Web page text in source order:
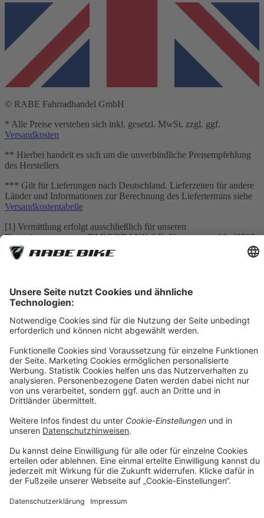
© RABE Fahrradhandel GmbH
* Alle Preise verstehen sich inkl. gesetzl. MwSt. zzgl. ggf.
Versandkosten
** Hierbei handelt es sich um die unverbindliche Preisempfehlung
des Herstellers
*** Gilt für Lieferungen nach Deutschland. Lieferzeiten für andere
Länder und Informationen zur Berechnung des Liefertermins siehe
Versandkostentabelle
[1] Vermittlung erfolgt ausschließlich für unseren
Finanzierungspartner: TARGOBANK AG, Kasernenstr. 10, 40213
Düsseldorf.
dienen ausschließlich der unverbindlichen Orientierung. Es handelt
sich nicht um ein verbindliches Angebot im rechtlichen Sinne. Die
tatsächliche Leasingrate kann insbesondere aufgrund von
Bonitätsprüfung, individuellen Vertragskonditionen, Gebühren
sowie etwaigen Zusatzleistungen abweichen. Maßgeblich sind
sowie die verbindliche Kalkulation des Leasinggebers.
[3] Leasing-Preis: Bei im Preis reduzierten Fahrrädern erheben wir
einen geringen Aufschlag von max. 5% auf den Angebotspreis.
Diesen Aufschlag berechnen wir aufgrund erhöhtem Aufwand und
Mehrkosten beim Leasing. Unser Aufschlag ist geringer als i.d.R. in
der Branche üblich. Bei nicht-reduzierten Fahrrädern entfällt dieser
Aufschlag. Rabattcodes können beim Leasing nicht angewendet
werden.